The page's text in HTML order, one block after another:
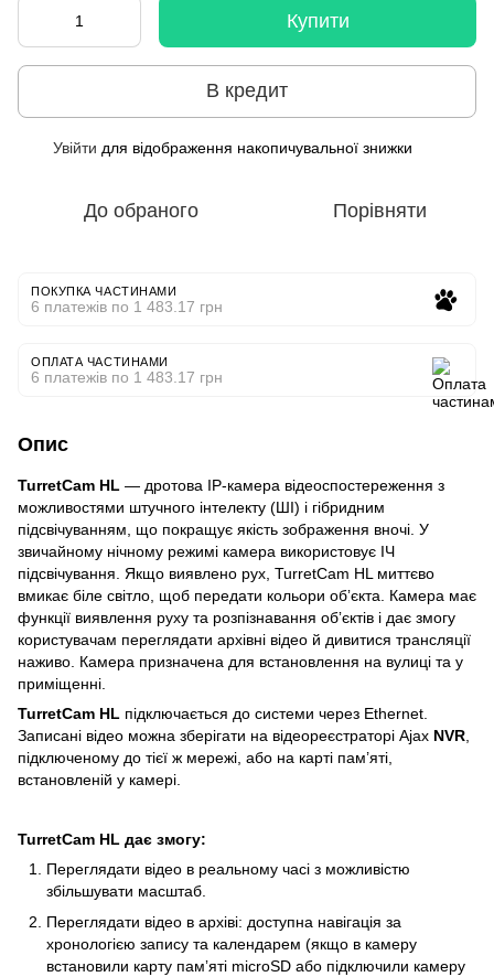
Купити
В кредит
Увійти для відображення накопичувальної знижки
До обраного Порівняти
ПОКУПКА ЧАСТИНАМИ
6 платежів по 1 483.17 грн
ОПЛАТА ЧАСТИНАМИ
6 платежів по 1 483.17 грн
Опис
TurretCam HL — дротова IP-камера відеоспостереження з
можливостями штучного інтелекту (ШІ) і гібридним
підсвічуванням, що покращує якість зображення вночі. У
звичайному нічному режимі камера використовує ІЧ
підсвічування. Якщо виявлено рух, TurretCam HL миттєво
вмикає біле світло, щоб передати кольори обʼєкта. Камера має
функції виявлення руху та розпізнавання обʼєктів і дає змогу
користувачам переглядати архівні відео й дивитися трансляції
наживо. Камера призначена для встановлення на вулиці та у
приміщенні.
TurretCam HL підключається до системи через Ethernet.
Записані відео можна зберігати на відеореєстраторі Ajax NVR
підключеному до тієї ж мережі, або на карті пам’яті,
встановленій у камері.
TurretCam HL дає змогу:
Переглядати відео в реальному часі з можливістю
збільшувати масштаб.
Переглядати відео в архіві: доступна навігація за
хронологією запису та календарем (якщо в камеру
встановили карту памʼяті microSD або підключили камеру